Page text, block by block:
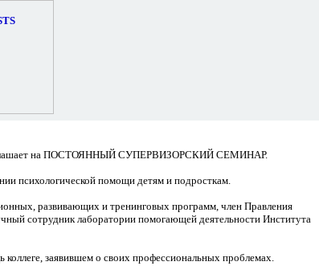
приглашает на ПОСТОЯННЫЙ СУПЕРВИЗОРСКИЙ СЕМИНАР.
психологической помощи детям и подросткам.
развивающих и тренинговых программ, член Правления
сотрудник лаборатории помогающей деятельности Института
заявившем о своих профессиональных проблемах.